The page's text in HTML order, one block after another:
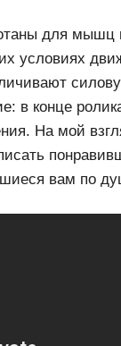
для
условиях
в конце
На мой
вам по